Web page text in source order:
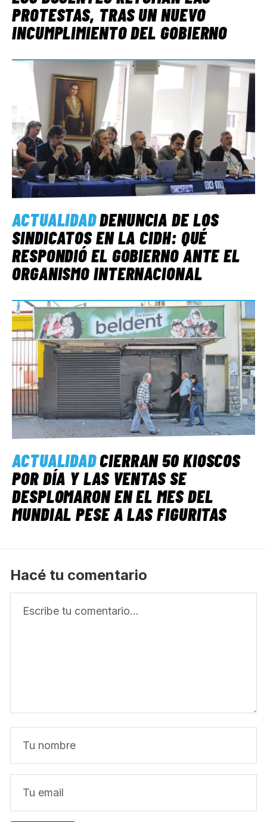
PROTESTAS, TRAS UN NUEVO
INCUMPLIMIENTO DEL GOBIERNO
ACTUALIDADDENUNCIA DE LOS
SINDICATOS EN LA CIDH: QUÉ
RESPONDIÓ EL GOBIERNO ANTE EL
ORGANISMO INTERNACIONAL
ACTUALIDADCIERRAN 50 KIOSCOS
POR DÍA Y LAS VENTAS SE
DESPLOMARON EN EL MES DEL
MUNDIAL PESE A LAS FIGURITAS
Hacé tu comentario